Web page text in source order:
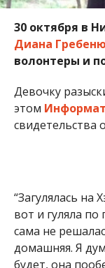
30 октября в
Диана
волонтеры и
Девочку
этом
свидетельства
“Загулялась на
вот и гуляла по
сама не
домашняя. Я
будет, она